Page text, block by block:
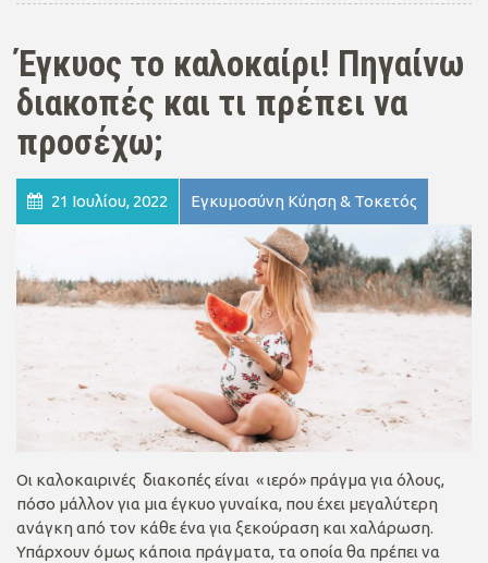
Έγκυος το καλοκαίρι! Πηγαίνω
διακοπές και τι πρέπει να
προσέχω;
21 Ιουλίου, 2022 Εγκυμοσύνη Κύηση & Τοκετός
Οι καλοκαιρινές διακοπές είναι « ιερό» πράγμα για όλους,
πόσο μάλλον για μια έγκυο γυναίκα, που έχει μεγαλύτερη
ανάγκη από τον κάθε ένα για ξεκούραση και χαλάρωση.
Υπάρχουν όμως κάποια πράγματα, τα οποία θα πρέπει να